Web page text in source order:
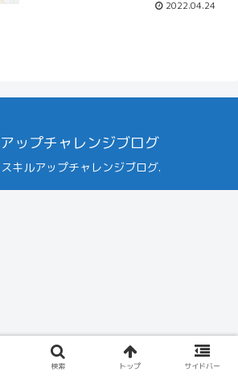
2022.04.24
ップチャレンジブログ
キルアップチャレンジブログ.
検索 トップ サイドバー